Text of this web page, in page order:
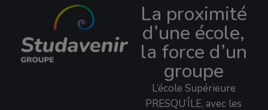
La proximité
d’une école,
la force d’un
groupe
L’école Supérieure
PRESQU’ÎLE, avec les